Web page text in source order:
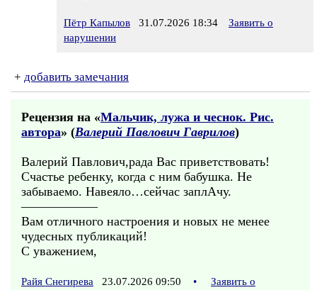
Пётр Капылов 31.07.2026 18:34
Заявить о
нарушении
+ добавить замечания
Рецензия на «Мальчик, лужа и чеснок. Рис.
автора» (Валерий Павлович Гаврилов)
Валерий Павлович,рада Вас приветствовать!
Счастье ребенку, когда с ним бабушка. Не
забываемо. Навеяло…сейчас заплАчу.
——————
Вам отличного настроения и новых не менее
чудесных публикаций!
С уважением,
Райя Снегирева 23.07.2026 09:50 •
Заявить о